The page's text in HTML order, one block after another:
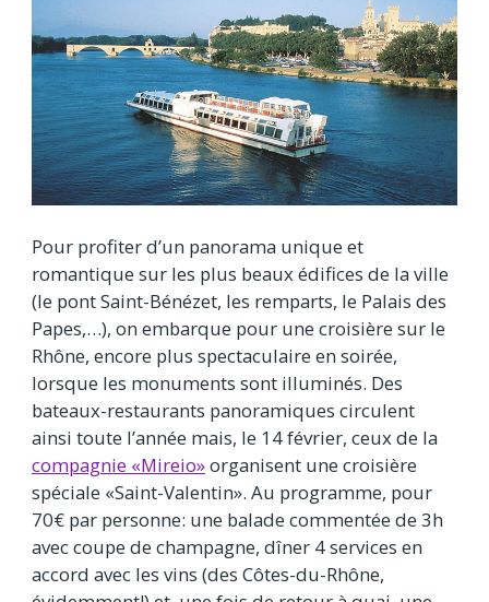
Pour profiter d’un panorama unique et
romantique sur les plus beaux édifices de la ville
(le pont Saint-Bénézet, les remparts, le Palais des
Papes,…), on embarque pour une croisière sur le
Rhône, encore plus spectaculaire en soirée,
lorsque les monuments sont illuminés. Des
bateaux-restaurants panoramiques circulent
ainsi toute l’année mais, le 14 février, ceux de la
compagnie «Mireio»organisent une croisière
spéciale «Saint-Valentin». Au programme, pour
70€ par personne: une balade commentée de 3h
avec coupe de champagne, dîner 4 services en
accord avec les vins (des Côtes-du-Rhône,